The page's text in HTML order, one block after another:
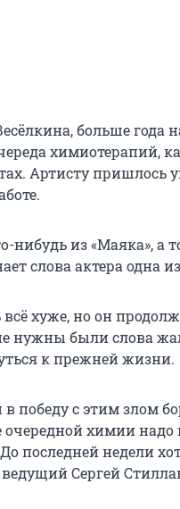
больше года
химиотерапий,
Артисту пришлось
из «Маяка», а
слова актера одна
хуже, но он
нужны были слова
к прежней жизни.
победу с этим злом
очередной химии надо
последней недели
Сергей